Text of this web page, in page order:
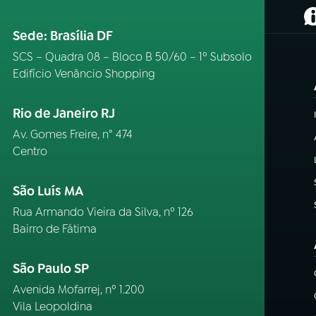
Sede: Brasília DF
SCS – Quadra 08 – Bloco B 50/60 – 1º Subsolo
Edifício Venâncio Shopping
Rio de Janeiro RJ
Av. Gomes Freire, n° 474
Centro
São Luís MA
Rua Armando Vieira da Silva, nº 126
Bairro de Fátima
São Paulo SP
Avenida Mofarrej, nº 1.200
Vila Leopoldina